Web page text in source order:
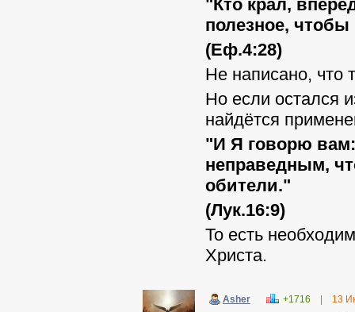
"Кто крал,
полезное,
(Еф.4:28)
Не написано, что
Но если остался
найдётся
"И Я говорю вам:
неправедным,
обители."
(Лук.16:9)
То есть
Христа.
Asher +1716 13